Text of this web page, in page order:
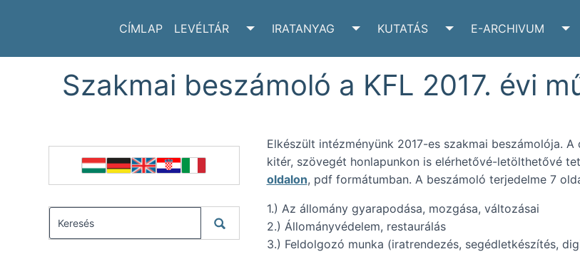
CÍMLAP LEVÉLTÁR
TOGGLE LEVÉLTÁR SUBMENU
IRATANYAG
TOGGLE IRATANYAG SUBMENU
KUTATÁS
TOGGLE KUTATÁS
E-ARCHIVUM
Szakmai beszámoló a KFL 2017. évi
Elkészült intézményünk 2017-es szakmai beszámolója.
kitér, szövegét honlapunkon is elérhetővé-letölthetővé
oldalon, pdf formátumban. A beszámoló terjedelme 7
1.) Az állomány gyarapodása, mozgása, változásai
2.) Állományvédelem, restaurálás
3.) Feldolgozó munka (iratrendezés, segédletkészítés,